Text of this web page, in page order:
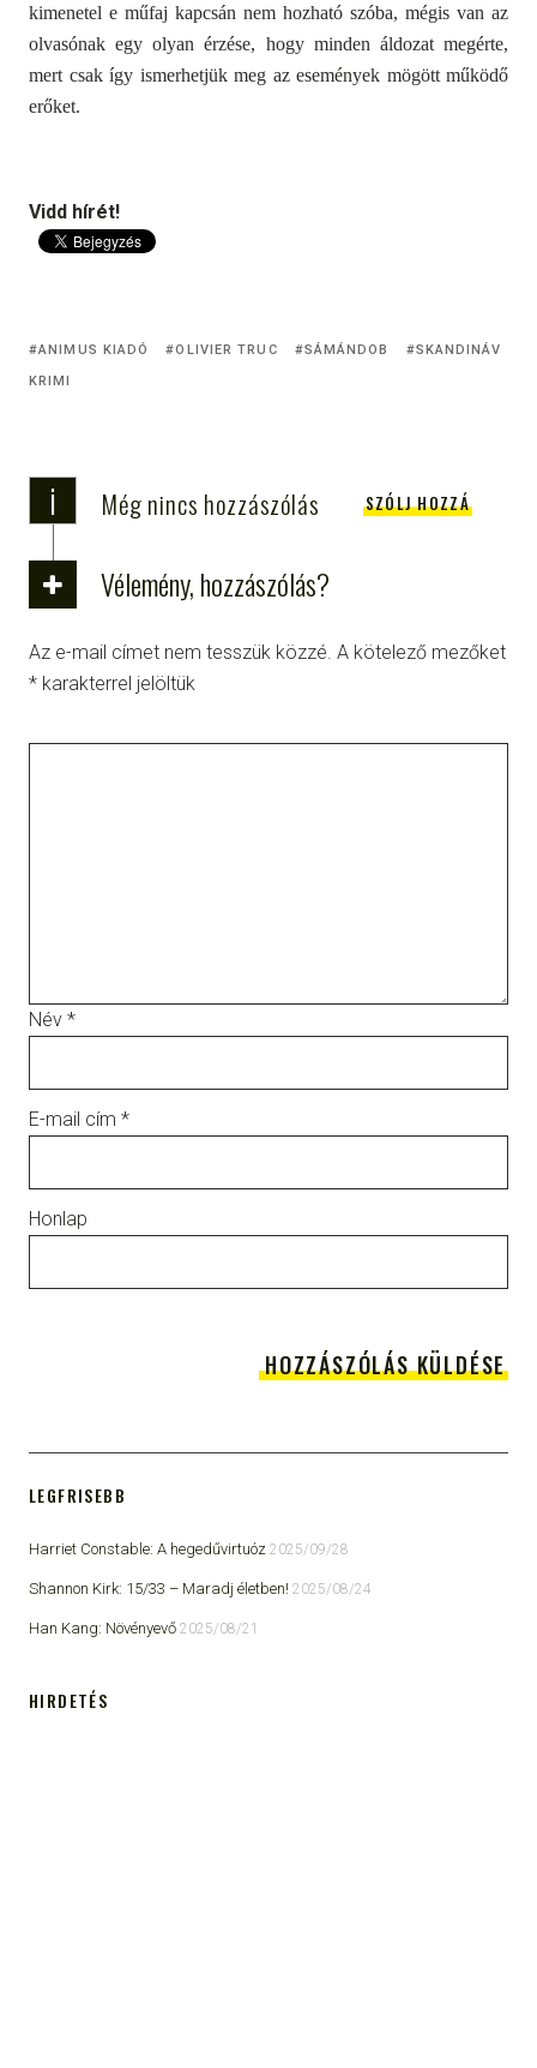
kimenetel e műfaj kapcsán nem hozható szóba, mégis van az
olvasónak egy olyan érzése, hogy minden áldozat megérte,
mert csak így ismerhetjük meg az események mögött működő
erőket.
Vidd hírét!
ANIMUS KIADÓ OLIVIER TRUC SÁMÁNDOB
SKANDINÁV
KRIMI
i Még nincs hozzászólás SZÓLJ HOZZÁ
Vélemény, hozzászólás?
Az e-mail címet nem tesszük közzé. A kötelező mezőket
* karakterrel jelöltük
Név *
E-mail cím *
Honlap
LEGFRISEBB
Harriet Constable: A hegedűvirtuóz 2025/09/28
Shannon Kirk: 15/33 ​– Maradj életben! 2025/08/24
Han Kang: Növényevő 2025/08/21
HIRDETÉS